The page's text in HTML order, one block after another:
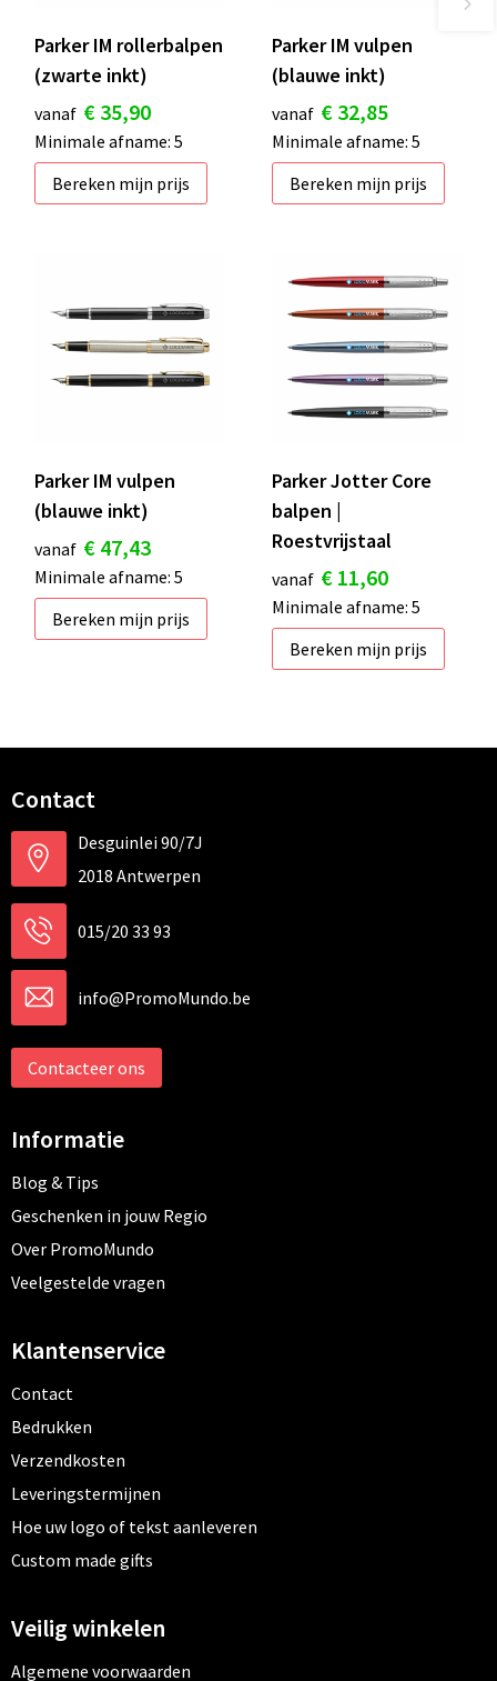
Parker IM rollerbalpen
(zwarte inkt)
vanaf € 35,90
Minimale afname: 5
Bereken mijn prijs
Parker IM vulpen
(blauwe inkt)
vanaf € 32,85
Minimale afname: 5
Bereken mijn prijs
Parker IM vulpen
(blauwe inkt)
vanaf € 47,43
Minimale afname: 5
Bereken mijn prijs
Parker Jotter Core
balpen |
Roestvrijstaal
vanaf € 11,60
Minimale afname: 5
Bereken mijn prijs
Contact
Desguinlei 90/7J
2018 Antwerpen
015/20 33 93
info@PromoMundo.be
Contacteer ons
Informatie
Blog & Tips
Geschenken in jouw Regio
Over PromoMundo
Veelgestelde vragen
Klantenservice
Contact
Bedrukken
Verzendkosten
Leveringstermijnen
Hoe uw logo of tekst aanleveren
Custom made gifts
Veilig winkelen
Algemene voorwaarden